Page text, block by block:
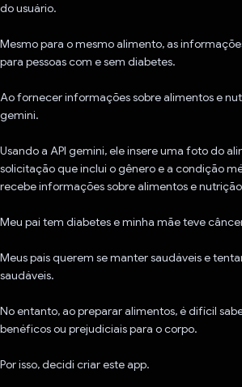
do usuário.
Mesmo para o mesmo alimento, as
para pessoas com e sem diabetes.
Ao fornecer informações sobre alimentos e
gemini.
Usando a API gemini, ele insere uma foto do
solicitação que inclui o gênero e a condição
recebe informações sobre alimentos e
Meu pai tem diabetes e minha mãe teve
Meus pais querem se manter saudáveis e
saudáveis.
No entanto, ao preparar alimentos, é difícil
benéficos ou prejudiciais para o corpo.
Por isso, decidi criar este app.